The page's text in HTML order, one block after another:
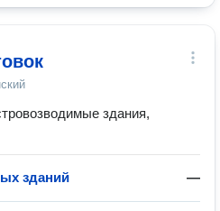
здания,
зданий —